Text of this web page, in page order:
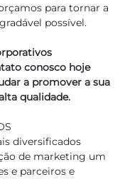
para tornar a
possível.
conosco hoje
a promover a sua
qualidade.
diversificados
de marketing um
e parceiros e